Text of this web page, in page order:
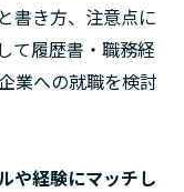
書き方、注意点に
て履歴書・職務経
業への就職を検討
や経験にマッチし